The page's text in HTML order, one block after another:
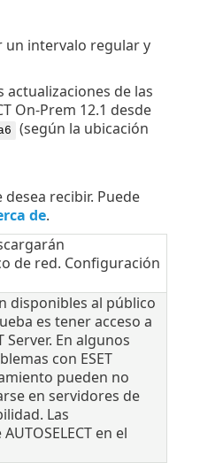
un intervalo regular y
actualizaciones de las
On-Prem 12.1 desde
(según la ubicación
desea recibir. Puede
de.
de red. Configuración
disponibles al público
es tener acceso a
Server. En algunos
con ESET
pueden no
en servidores de
Las
en el